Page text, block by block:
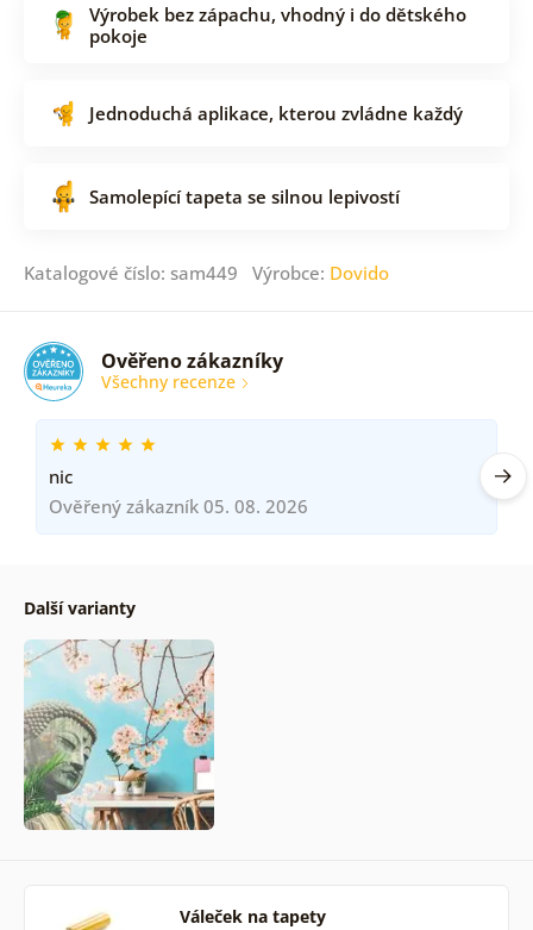
Výrobek bez zápachu, vhodný i do dětského
pokoje
Jednoduchá aplikace, kterou zvládne každý
Samolepící tapeta se silnou lepivostí
Katalogové číslo: sam449 Výrobce: Dovido
Ověřeno zákazníky
Všechny recenze
nic
Ověřený zákazník 05. 08. 2026
Další varianty
Váleček na tapety